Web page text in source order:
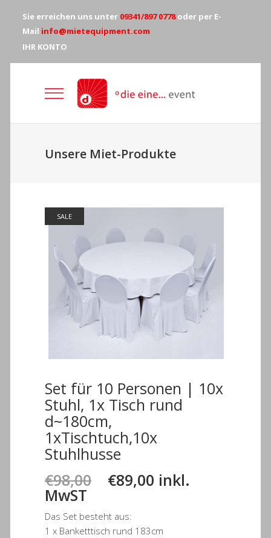
Sie erreichen uns unter 09341/897 0778oder per E-
Mail info@mietequipment.com
IHR KONTO
Unsere Miet-Produkte
SALE
Set für 10 Personen | 10x
Stuhl, 1x Tisch rund
d~180cm,
1xTischtuch,10x
Stuhlhusse
€98,00 Ursprünglicher
Preis
war:
€98,00
€89,00 Aktueller
€89,00.
inkl.
MwST
Das Set besteht aus:
1 x Banketttisch rund 183cm